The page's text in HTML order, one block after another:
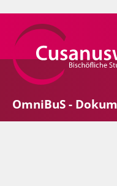
OmniBuS -